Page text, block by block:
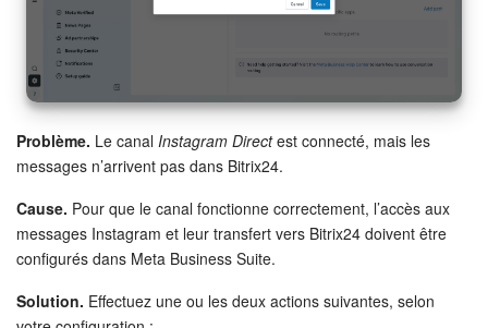
Problème. Le canal Instagram Directest connecté, mais les
messages n’arrivent pas dans Bitrix24.
Cause. Pour que le canal fonctionne correctement, l’accès aux
messages Instagram et leur transfert vers Bitrix24 doivent être
configurés dans Meta Business Suite.
Solution. Effectuez une ou les deux actions suivantes, selon